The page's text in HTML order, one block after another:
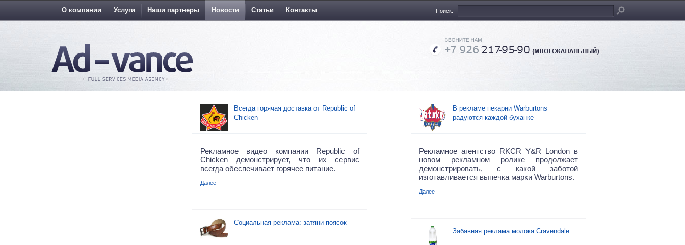
О компании Услуги Наши партнеры Новости Статьи Контакты Поиск:
Всегда горячая доставка от Republic of
Chicken
Рекламное видео компании Republic of
Chicken демонстрирует, что их сервис
всегда обеспечивает горячее питание.
Далее
Социальная реклама: затяни поясок
В рекламе пекарни Warburtons
радуются каждой буханке
Рекламное агентство RKCR Y&R London в
новом рекламном ролике продолжает
демонстрировать, с какой заботой
изготавливается выпечка марки Warburtons.
Далее
Забавная реклама молока Cravendale